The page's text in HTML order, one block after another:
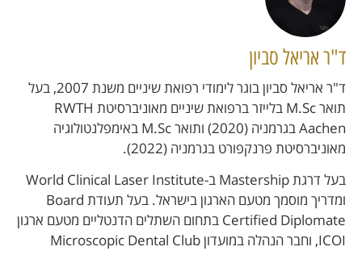
ד"ר אריאל סביון
ד"ר אריאל סביון בוגר לימודי רפואת שיניים משנת 2007, בעל
תואר M.Sc בלייזר ברפואת שיניים מאוניברסיטת RWTH
Aachen בגרמניה (2020) ותואר M.Sc באימפלנטולוגיה
מאוניברסיטת פרנקפורט בגרמניה (2022).
בעל דרגת Mastership ב-World Clinical Laser Institute
ומדריך מוסמך מטעם הארגון בישראל. בעל תעודת Board
Certified Diplomate בתחום השתלים הדנטליים מטעם ארגון
ICOI, וחבר הנהלה במועדון Microscopic Dental Club